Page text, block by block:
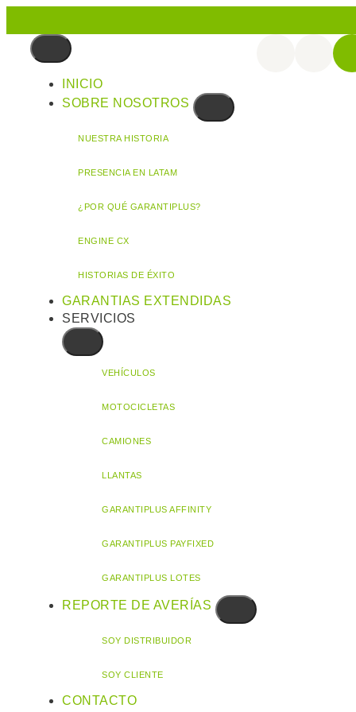
INICIO
SOBRE NOSOTROS
NUESTRA HISTORIA
PRESENCIA EN LATAM
¿POR QUÉ GARANTIPLUS?
ENGINE CX
HISTORIAS DE ÉXITO
GARANTIAS EXTENDIDAS
SERVICIOS
VEHÍCULOS
MOTOCICLETAS
CAMIONES
LLANTAS
GARANTIPLUS AFFINITY
GARANTIPLUS PAYFIXED
GARANTIPLUS LOTES
REPORTE DE AVERÍAS
SOY DISTRIBUIDOR
SOY CLIENTE
CONTACTO